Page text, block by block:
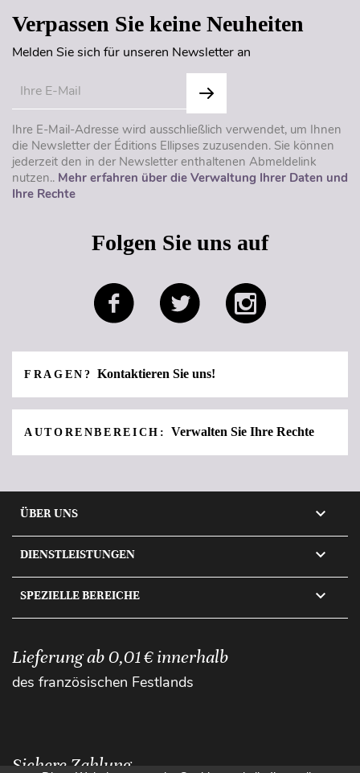
Verpassen Sie keine Neuheiten
Melden Sie sich für unseren Newsletter an
Ihre E-Mail-Adresse wird ausschließlich verwendet, um Ihnen
die Newsletter der Éditions Ellipses zuzusenden. Sie können
jederzeit den in der Newsletter enthaltenen Abmeldelink
nutzen.. Mehr erfahren über die Verwaltung Ihrer Daten und
Ihre Rechte
Folgen Sie uns auf
FRAGEN? Kontaktieren Sie uns!
AUTORENBEREICH: Verwalten Sie Ihre Rechte
ÜBER UNS 
DIENSTLEISTUNGEN 
SPEZIELLE BEREICHE 
Lieferung ab 0,01 € innerhalb
des französischen Festlands
Sichere Zahlung